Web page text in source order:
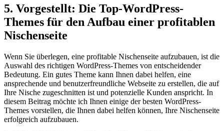
5. Vorgestellt: Die⁣ Top-WordPress-
Themes für ⁢den Aufbau einer profitablen
Nischenseite
Wenn Sie überlegen, eine profitable Nischenseite aufzubauen, ‍ist die
Auswahl des richtigen WordPress-Themes von entscheidender⁢
Bedeutung. ⁤Ein ‍gutes⁤ Theme kann⁤ Ihnen ⁢dabei ‍helfen, eine
ansprechende und⁢ benutzerfreundliche‌ Webseite zu erstellen, die auf
Ihre​ Nische zugeschnitten ist und ‌potenzielle Kunden anspricht. In
diesem Beitrag möchte ich Ihnen einige der besten WordPress-
Themes vorstellen, die Ihnen dabei helfen können, Ihre Nischenseite‍
erfolgreich aufzubauen.